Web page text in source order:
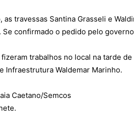
as travessas Santina Grasseli e
Se confirmado o pedido pelo
trabalhos no local na tarde
Infraestrutura Waldemar Marinho.
Caetano/Semcos